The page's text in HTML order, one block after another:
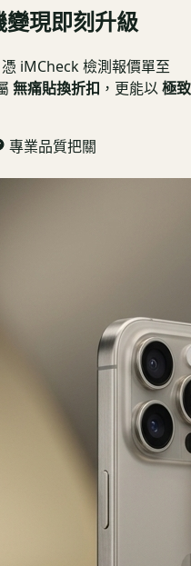
現即刻升級
iMCheck 檢測報價單至
無痛貼換折扣 ，更能以極致
專業品質把關